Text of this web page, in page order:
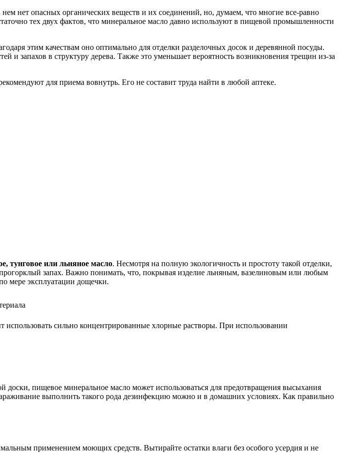
нет опасных органических веществ и их соединений, но, думаем, что многие все-равно
тех двух фактов, что минеральное масло давно используют в пищевой промышленности
этим качествам оно оптимально для отделки разделочных досок и деревянной посуды.
запахов в структуру дерева. Также это уменьшает вероятность возникновения трещин из-за
для приема вовнутрь. Его не составит труда найти в любой аптеке.
тунговое или льняное масло. Несмотря на полную экологичность и простоту такой отделки,
запах. Важно понимать, что, покрывая изделие льняным, вазелиновым или любым
мере эксплуатации дощечки.
сильно концентрированные хлорные растворы. При использовании
доски, пищевое минеральное масло может использоваться для предотвращения высыхания
выполнить такого рода дезинфекцию можно и в домашних условиях. Как правильно
применением моющих средств. Вытирайте остатки влаги без особого усердия и не